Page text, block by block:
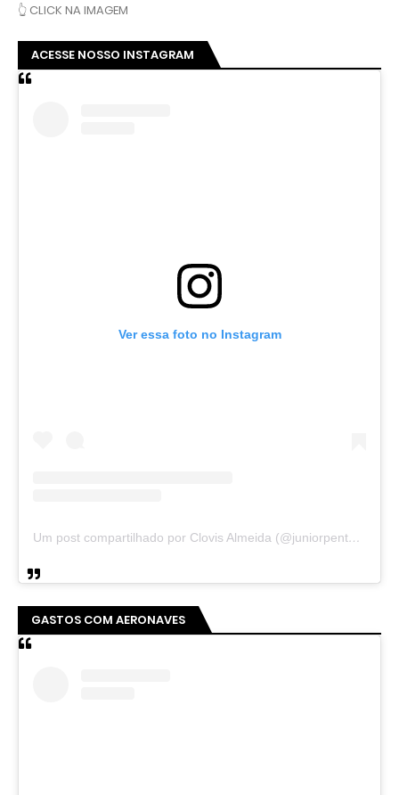
👆 CLICK NA IMAGEM
ACESSE NOSSO INSTAGRAM
Ver essa foto no Instagram
Um post compartilhado por Clovis Almeida (@juniorpentecoste01)
GASTOS COM AERONAVES